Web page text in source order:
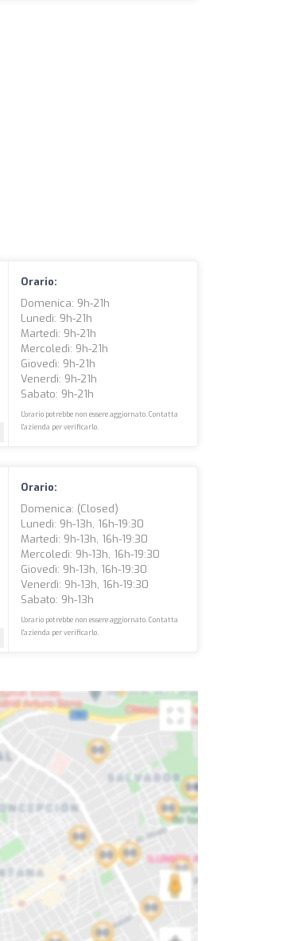
Orario:
Domenica: 9h-21h
Lunedì: 9h-21h
Martedì: 9h-21h
Mercoledì: 9h-21h
Giovedì: 9h-21h
Venerdì: 9h-21h
Sabato: 9h-21h
L'orario potrebbe non essere aggiornato. Contatta
l'azienda per verificarlo.
Orario:
Domenica: (closed)
Lunedì: 9h-13h, 16h-19:30
Martedì: 9h-13h, 16h-19:30
Mercoledì: 9h-13h, 16h-19:30
Giovedì: 9h-13h, 16h-19:30
Venerdì: 9h-13h, 16h-19:30
Sabato: 9h-13h
L'orario potrebbe non essere aggiornato. Contatta
l'azienda per verificarlo.